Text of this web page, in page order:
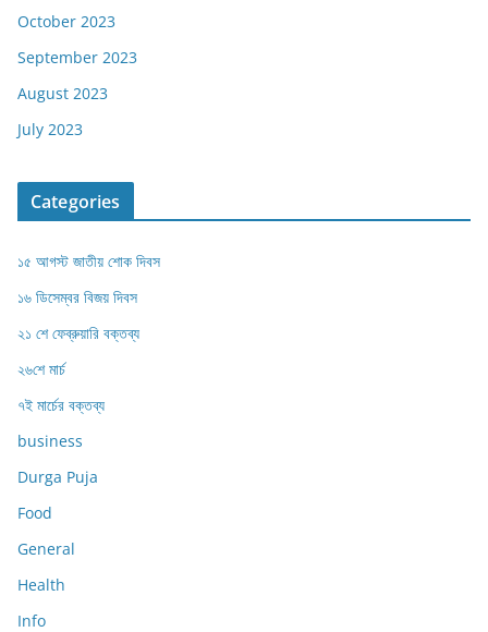
October 2023
September 2023
August 2023
July 2023
Categories
১৫ আগস্ট জাতীয় শোক দিবস
১৬ ডিসেম্বর বিজয় দিবস
২১ শে ফেব্রুয়ারি বক্তব্য
২৬শে মার্চ
৭ই মার্চের বক্তব্য
business
Durga Puja
Food
General
Health
Info